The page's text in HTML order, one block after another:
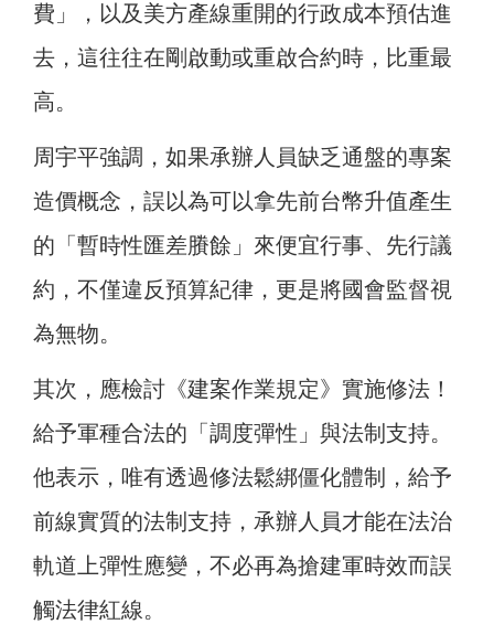
費」，以及美方產線重開的行政成本預估進
去，這往往在剛啟動或重啟合約時，比重最
高。
周宇平強調，如果承辦人員缺乏通盤的專案
造價概念，誤以為可以拿先前台幣升值產生
的「暫時性匯差賸餘」來便宜行事、先行議
約，不僅違反預算紀律，更是將國會監督視
為無物。
其次，應檢討《建案作業規定》實施修法！
給予軍種合法的「調度彈性」與法制支持。
他表示，唯有透過修法鬆綁僵化體制，給予
前線實質的法制支持，承辦人員才能在法治
軌道上彈性應變，不必再為搶建軍時效而誤
觸法律紅線。